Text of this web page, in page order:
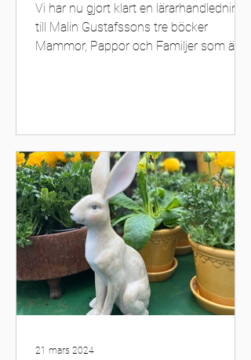
Vi har nu gjort klart en lärarhandledning
till Malin Gustafssons tre böcker
Mammor, Pappor och Familjer som är
21 mars 2024